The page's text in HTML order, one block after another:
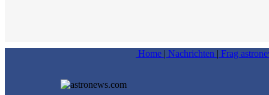
Home | Nachrichten | Frag